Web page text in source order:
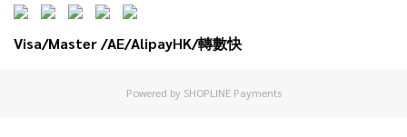
Visa/Master /AE/AlipayHK/轉數快
Powered by SHOPLINE Payments